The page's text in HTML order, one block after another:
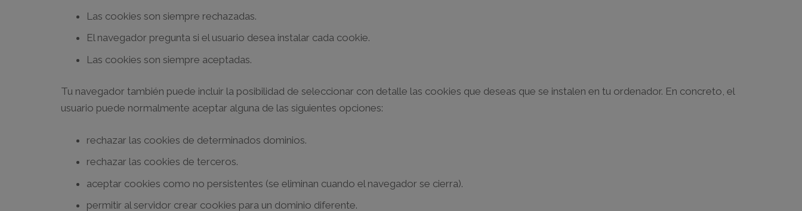
Las cookies son siempre rechazadas.
El navegador pregunta si el usuario desea instalar cada cookie.
Las cookies son siempre aceptadas.
Tu navegador también puede incluir la posibilidad de seleccionar con detalle las cookies que deseas que se instalen en tu ordenador. En concreto, el
usuario puede normalmente aceptar alguna de las siguientes opciones:
rechazar las cookies de determinados dominios.
rechazar las cookies de terceros.
aceptar cookies como no persistentes (se eliminan cuando el navegador se cierra).
permitir al servidor crear cookies para un dominio diferente.